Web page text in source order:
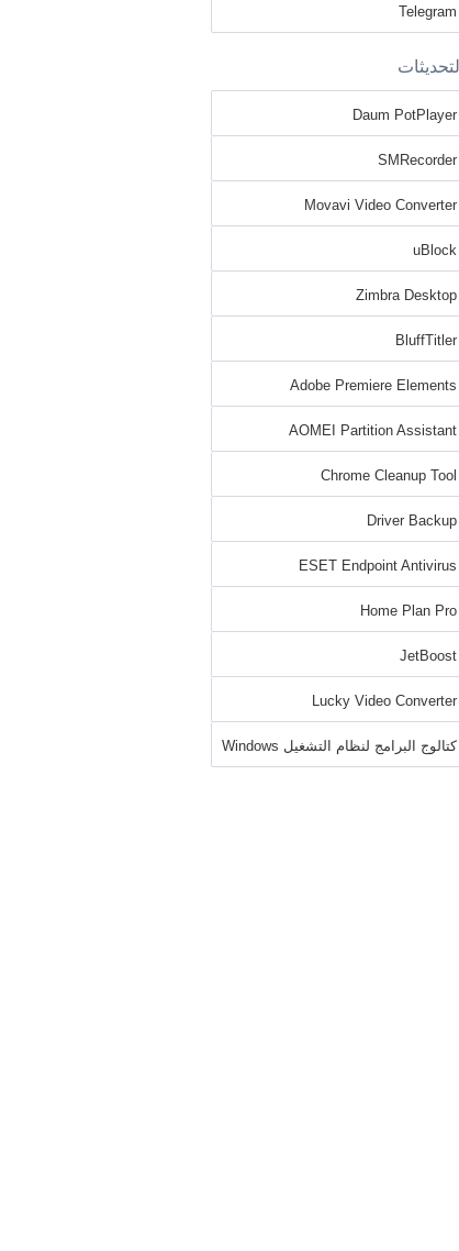
Telegram
Daum PotPlayer
SMRecorder
Movavi Video Converter
uBlock
Zimbra Desktop
BluffTitler
Adobe Premiere Elements
AOMEI Partition Assistant
Chrome Cleanup Tool
Driver Backup
ESET Endpoint Antivirus
Home Plan Pro
JetBoost
Lucky Video Converter
كتالوج البرامج لنظام التشغيل Windows
7